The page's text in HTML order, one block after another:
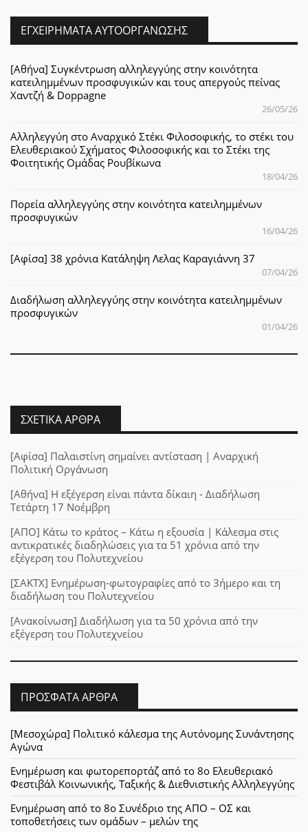
ΕΓΧΕΙΡΉΜΑΤΑ ΑΥΤΟΟΡΓΆΝΩΣΗΣ
[Αθήνα] Συγκέντρωση αλληλεγγύης στην κοινότητα
κατειλημμένων προσφυγικών και τους απεργούς πείνας
Χαντζή & Doppagne
26/05/26
Αλληλεγγύη στο Αναρχικό Στέκι Φιλοσοφικής, το στέκι του
Ελευθεριακού Σχήματος Φιλοσοφικής και το Στέκι της
Φοιτητικής Ομάδας Ρουβίκωνα
18/04/26
Πορεία αλληλεγγύης στην κοινότητα κατειλημμένων
προσφυγικών
16/04/26
[Αφίσα] 38 χρόνια Κατάληψη Λελας Καραγιάννη 37
07/04/26
Διαδήλωση αλληλεγγύης στην κοινότητα κατειλημμένων
προσφυγικών
01/04/26
ΣΧΕΤΙΚΆ ΆΡΘΡΑ
[Αφίσα] Παλαιστίνη σημαίνει αντίσταση | Αναρχική
Πολιτική Οργάνωση
[Αθήνα] Η εξέγερση είναι πάντα δίκαιη - Διαδήλωση
Τετάρτη 17 Νοέμβρη
[ΑΠΟ] Κάτω το κράτος – Κάτω η εξουσία | Κάλεσμα στις
αντικρατικές διαδηλώσεις για τα 51 χρόνια από την
εξέγερση του Πολυτεχνείου
[ΣΑΚΤΧ] Ενημέρωση-φωτογραφίες από το 3ήμερο και τη
διαδήλωση του Πολυτεχνείου
[Ανακοίνωση] Διαδήλωση για τα 50 χρόνια από την
εξέγερση του Πολυτεχνείου
ΠΡΌΣΦΑΤΑ ΆΡΘΡΑ
[Μεσοχώρα] Πολιτικό κάλεσμα της Αυτόνομης Συνάντησης
Αγώνα
Ενημέρωση και φωτορεπορτάζ από το 8ο Ελευθεριακό
Φεστιβάλ Κοινωνικής, Ταξικής & Διεθνιστικής Αλληλεγγύης
Ενημέρωση από το 8ο Συνέδριο της ΑΠΟ – ΟΣ και
τοποθετήσεις των ομάδων – μελών της